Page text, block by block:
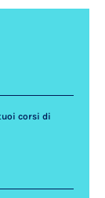
corsi di